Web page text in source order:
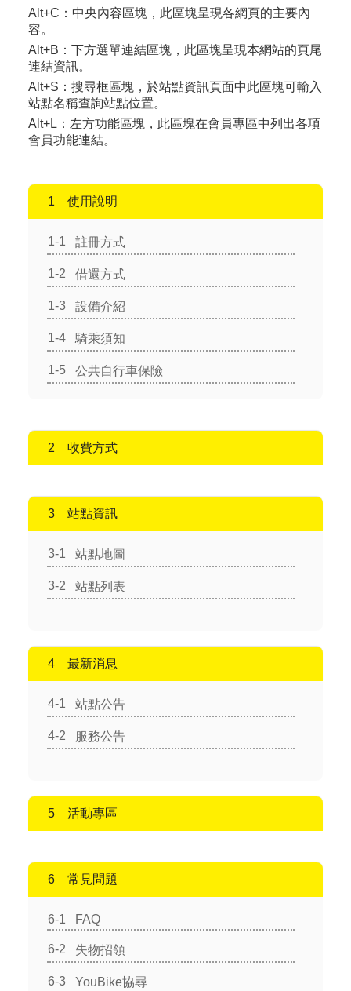
Alt+C： 中央內容區塊，此區塊呈現各網頁的主要內
容。
Alt+B： 下方選單連結區塊，此區塊呈現本網站的頁尾
連結資訊。
Alt+S： 搜尋框區塊，於站點資訊頁面中此區塊可輸入
站點名稱查詢站點位置。
Alt+L： 左方功能區塊，此區塊在會員專區中列出各項
會員功能連結。
使用說明
註冊方式
借還方式
設備介紹
騎乘須知
公共自行車保險
收費方式
站點資訊
站點地圖
站點列表
最新消息
站點公告
服務公告
活動專區
常見問題
FAQ
失物招領
YouBike協尋